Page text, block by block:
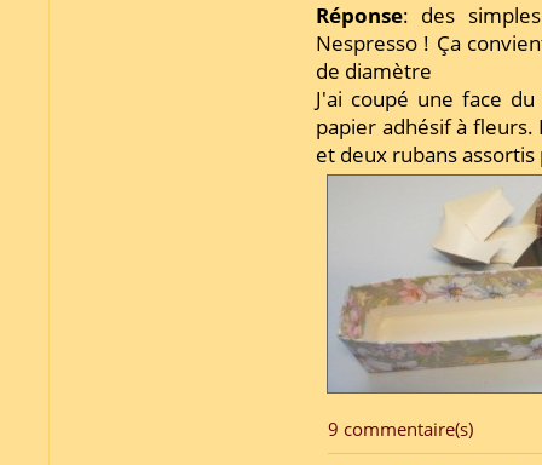
Réponse: des
Nespresso ! Ça
de diamètre
J'ai coupé une face
papier adhésif à
et deux rubans
9 commentaire(s)